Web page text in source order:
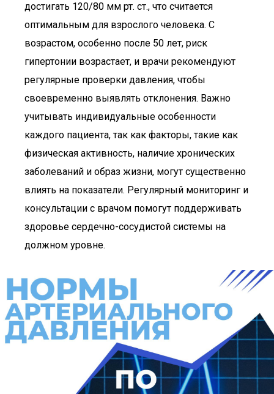
достигать 120/80 мм рт. ст., что считается
оптимальным для взрослого человека. С
возрастом, особенно после 50 лет, риск
гипертонии возрастает, и врачи рекомендуют
регулярные проверки давления, чтобы
своевременно выявлять отклонения. Важно
учитывать индивидуальные особенности
каждого пациента, так как факторы, такие как
физическая активность, наличие хронических
заболеваний и образ жизни, могут существенно
влиять на показатели. Регулярный мониторинг и
консультации с врачом помогут поддерживать
здоровье сердечно-сосудистой системы на
должном уровне.